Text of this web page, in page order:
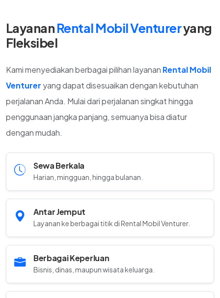
LayananRental Mobil Ventureryang
Fleksibel
Kami menyediakan berbagai pilihan layanan Rental Mobil
Venturer yang dapat disesuaikan dengan kebutuhan
perjalanan Anda. Mulai dari perjalanan singkat hingga
penggunaan jangka panjang, semuanya bisa diatur
dengan mudah.
Sewa Berkala
Harian, mingguan, hingga bulanan.
Antar Jemput
Layanan ke berbagai titik di Rental Mobil Venturer.
Berbagai Keperluan
Bisnis, dinas, maupun wisata keluarga.